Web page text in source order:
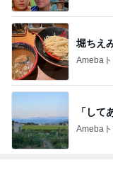
堀ちえ
Ameba
「して
Ameba